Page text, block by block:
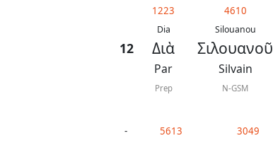
12
1223
Dia
Διὰ
Par
Prep
4610
Silouanou
Σιλουανοῦ
Silvain
N-GSM
- 5613 3049